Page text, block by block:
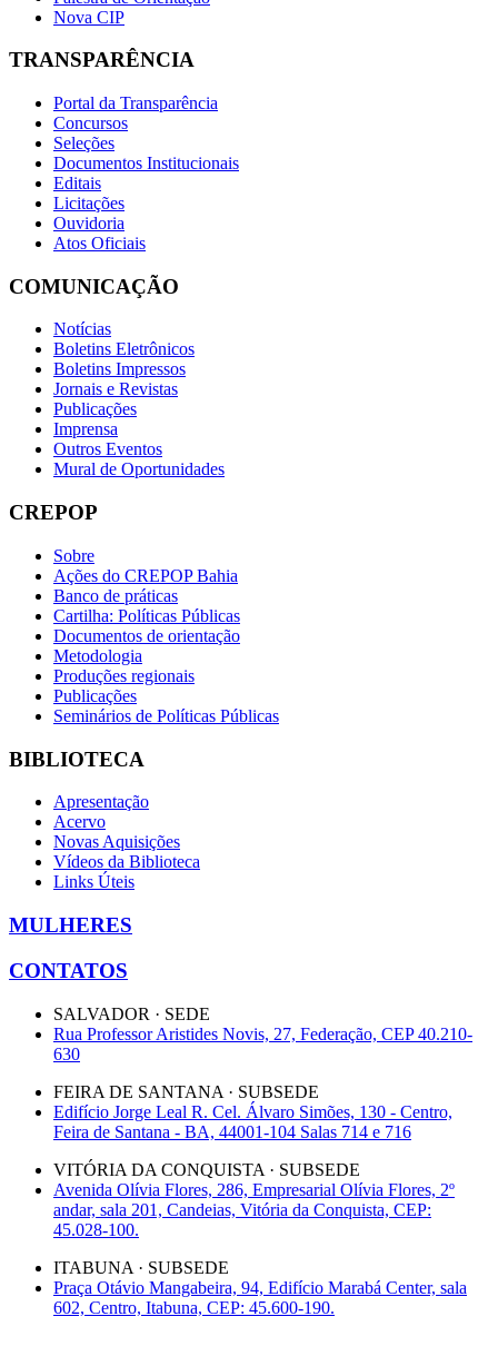
Nova CIP
TRANSPARÊNCIA
Portal da Transparência
Concursos
Seleções
Documentos Institucionais
Editais
Licitações
Ouvidoria
Atos Oficiais
COMUNICAÇÃO
Notícias
Boletins Eletrônicos
Boletins Impressos
Jornais e Revistas
Publicações
Imprensa
Outros Eventos
Mural de Oportunidades
CREPOP
Sobre
Ações do CREPOP Bahia
Banco de práticas
Cartilha: Políticas Públicas
Documentos de orientação
Metodologia
Produções regionais
Publicações
Seminários de Políticas Públicas
BIBLIOTECA
Apresentação
Acervo
Novas Aquisições
Vídeos da Biblioteca
Links Úteis
MULHERES
CONTATOS
SALVADOR · SEDE
Rua Professor Aristides Novis, 27, Federação, CEP 40.210-
630
FEIRA DE SANTANA · SUBSEDE
Edifício Jorge Leal R. Cel. Álvaro Simões, 130 - Centro,
Feira de Santana - BA, 44001-104 Salas 714 e 716
VITÓRIA DA CONQUISTA · SUBSEDE
Avenida Olívia Flores, 286, Empresarial Olívia Flores, 2º
andar, sala 201, Candeias, Vitória da Conquista, CEP:
45.028-100.
ITABUNA · SUBSEDE
Praça Otávio Mangabeira, 94, Edifício Marabá Center, sala
602, Centro, Itabuna, CEP: 45.600-190.